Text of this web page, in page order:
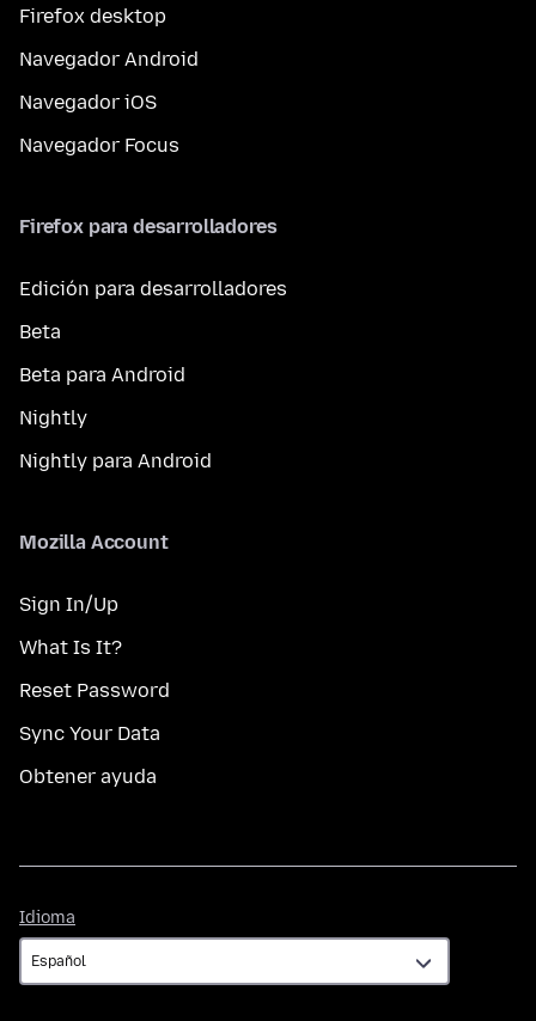
Firefox desktop
Navegador Android
Navegador iOS
Navegador Focus
Firefox para desarrolladores
Edición para desarrolladores
Beta
Beta para Android
Nightly
Nightly para Android
Mozilla Account
Sign In/Up
What Is It?
Reset Password
Sync Your Data
Obtener ayuda
Idioma